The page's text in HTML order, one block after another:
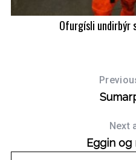
Ofurgísli undirbýr
Next
Eggin og